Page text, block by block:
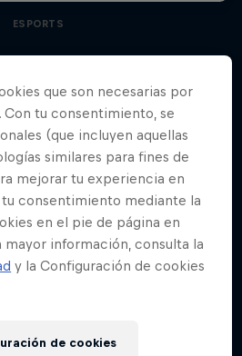
ESPORTS
que son necesarias por
tu consentimiento, se
(que incluyen aquellas
similares para fines de
mejorar tu experiencia en
tu consentimiento mediante la
en el pie de página en
mayor información, consulta la
y la Configuración de cookies
de cookies